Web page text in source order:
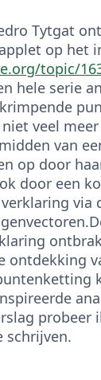
Tytgat
op het
topic/
hele serie
veel
van
op door
door een
via
ontdekking
probeer
schrijven.